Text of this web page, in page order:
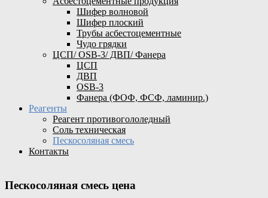
Шифер волновой
Шифер плоский
Трубы асбестоцементные
Чудо грядки
ЦСП/ OSB-3/ ДВП/ Фанера
ЦСП
ДВП
OSB-3
Фанера (ФОФ, ФСФ, ламинир.)
Реагенты
Реагент противогололедный
Соль техническая
Пескосоляная смесь
Контакты
Пескосоляная смесь цена